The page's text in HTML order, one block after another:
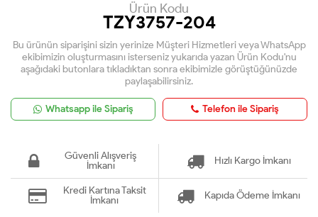
Ürün Kodu
TZY3757-204
Bu ürünün siparişini sizin yerinize Müşteri Hizmetleri veya WhatsApp
ekibimizin oluşturmasını isterseniz yukarıda yazan Ürün Kodu'nu
aşağıdaki butonlara tıkladıktan sonra ekibimizle görüştüğünüzde
paylaşabilirsiniz.
Whatsapp ile Sipariş Telefon ile Sipariş
Güvenli Alışveriş
İmkanı
Hızlı Kargo İmkanı
Kredi Kartına Taksit
İmkanı
Kapıda Ödeme İmkanı